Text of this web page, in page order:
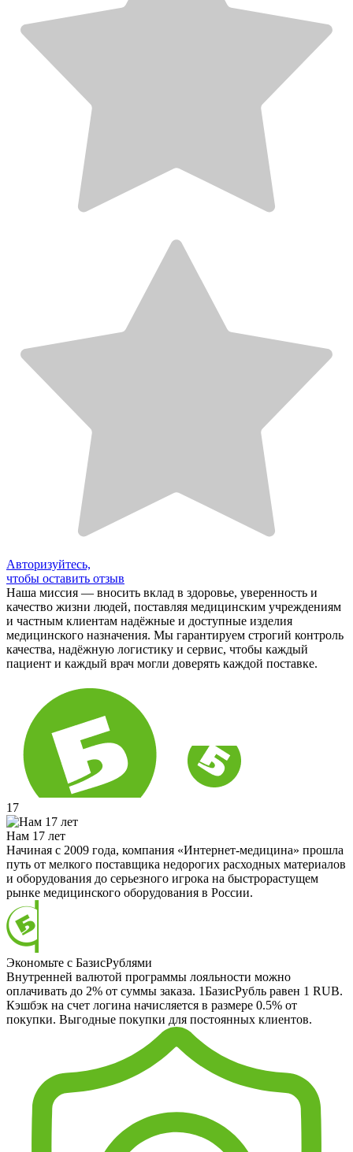
Авторизуйтесь,
чтобы оставить отзыв
Наша миссия — вносить вклад в здоровье, уверенность и
качество жизни людей, поставляя медицинским учреждениям
и частным клиентам надёжные и доступные изделия
медицинского назначения. Мы гарантируем строгий контроль
качества, надёжную логистику и сервис, чтобы каждый
пациент и каждый врач могли доверять каждой поставке.
17
Нам 17 лет
Начиная с 2009 года, компания «Интернет-медицина» прошла
путь от мелкого поставщика недорогих расходных материалов
и оборудования до серьезного игрока на быстрорастущем
рынке медицинского оборудования в России.
Экономьте с БазисРублями
Внутренней валютой программы лояльности можно
оплачивать до 2% от суммы заказа. 1БазисРубль равен 1 RUB.
Кэшбэк на счет логина начисляется в размере 0.5% от
покупки. Выгодные покупки для постоянных клиентов.